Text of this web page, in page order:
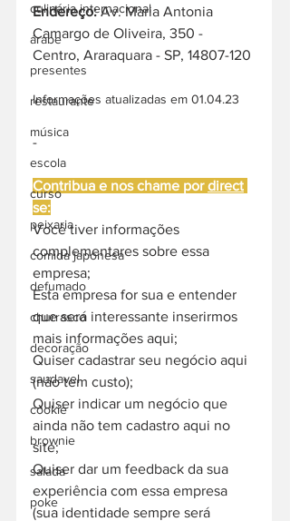
culinária internacional
árabe
presentes
restaurante
música
escola
curso
peixaria
comida japonesa
defumado
churrasco
decoração
saudavel
cookie
brownie
salada
poke
Endereço: Av. Maria Antonia
Camargo de Oliveira, 350 -
Centro, Araraquara - SP, 14807-120
Informações atualizadas em 01.04.23
-
Contribua e nos chame por direct
se:
Você tiver informações
complementares sobre essa
empresa;
Esta empresa for sua e entender
que será interessante inserirmos
mais informações aqui;
Quiser cadastrar seu negócio aqui
(não tem custo);
Quiser indicar um negócio que
ainda não tem cadastro aqui no
site;
Quiser dar um feedback da sua
experiência com essa empresa
(sua identidade sempre será